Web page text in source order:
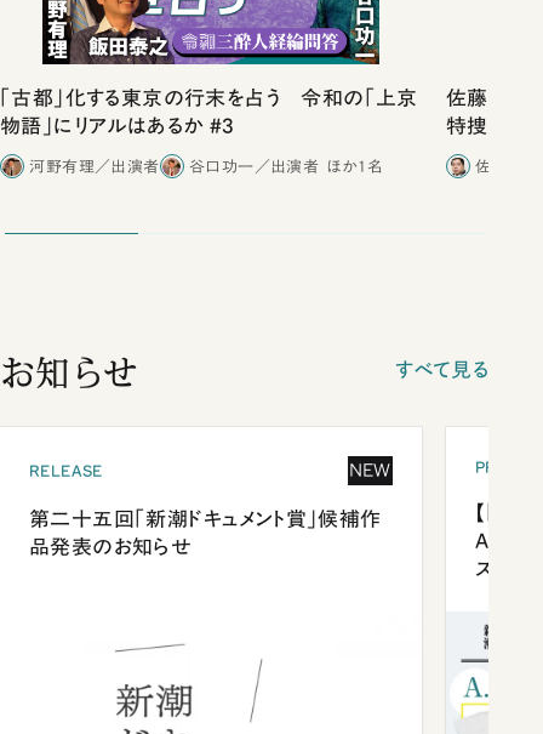
「古都」化する東京の行末を占う 令和の「上京
物語」にリアルはあるか #3
河野有理／出演者 谷口功一／出演者 ほか1名
佐藤優vs
特捜取調
合ったこと
佐藤優
お知らせ すべて見る
RELEASE NEW
第二十五回「新潮ドキュメント賞」候補作
品発表のお知らせ
【「新
ズプレ